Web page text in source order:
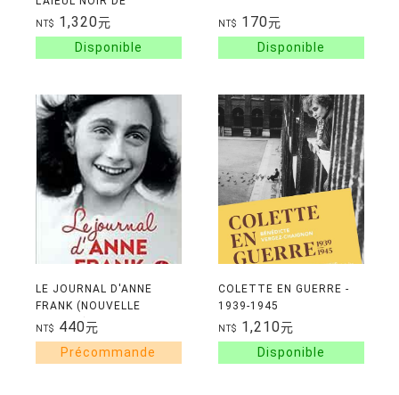
POUCHKINE
NT$ 1,320元 NT$ 170元
LE JOURNAL D'ANNE
FRANK (NOUVELLE
EDITION)
NT$ 440元
COLETTE EN GUERRE -
1939-1945
NT$ 1,210元